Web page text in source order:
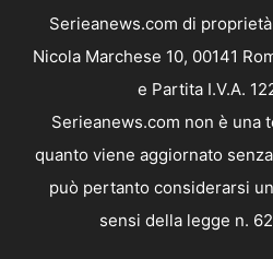
Serieanews.com di
Nicola Marchese 10, 00141
e Partita I.V.A.
Serieanews.com non è una
quanto viene aggiornato
può pertanto considerarsi
sensi della legge n.